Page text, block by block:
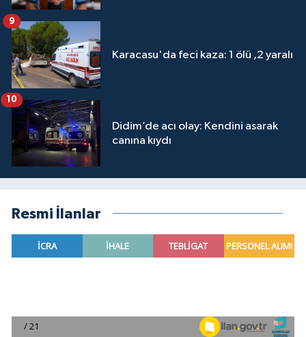
Karacasu'da feci kaza: 1 ölü ,2 yaralı
9
Didim’de acı olay: Kendini asarak
canına kıydı
10
Resmi İlanlar